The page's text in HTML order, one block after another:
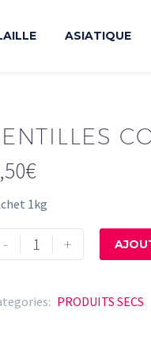
ASIATIQUE
€
1kg
- +
PRODUITS SECS